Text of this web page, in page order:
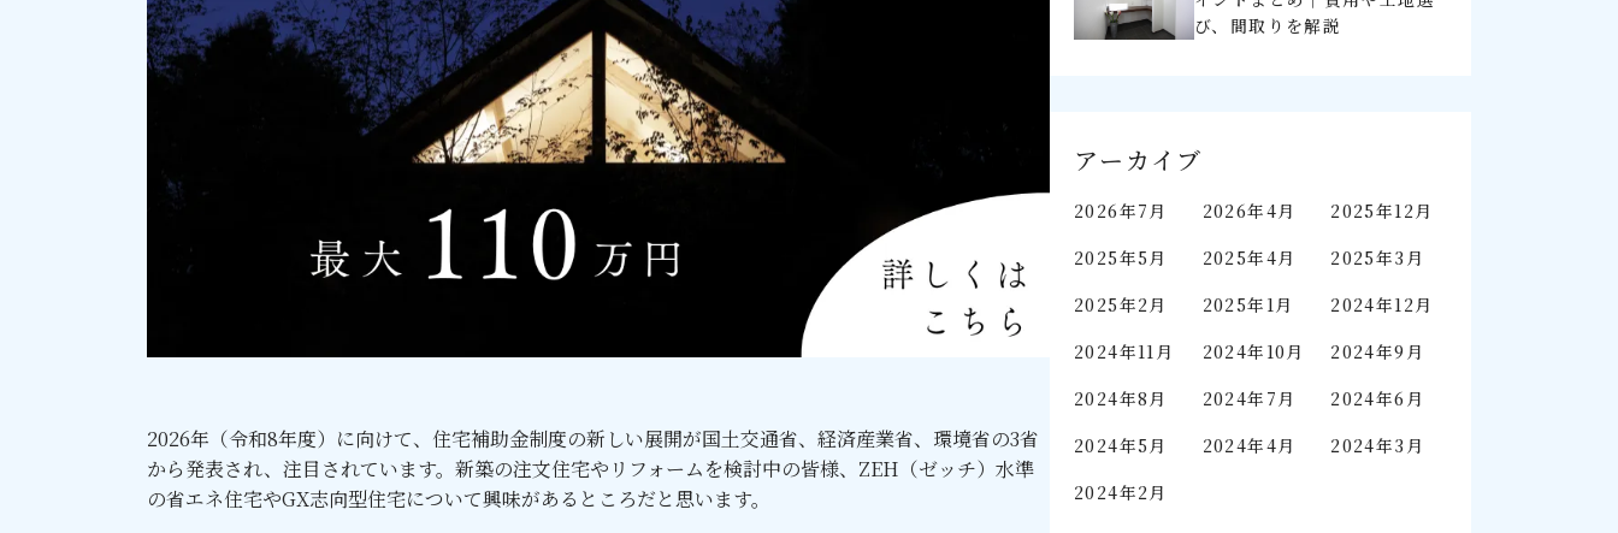
2026年（令和8年度）に向けて、住宅補助金制度の新しい展開が国土交通省、経済産業省、環境省の3省
から発表され、注目されています。新築の注文住宅やリフォームを検討中の皆様、ZEH（ゼッチ）水準
の省エネ住宅やGX志向型住宅について興味があるところだと思います。
び、間取りを解説
アーカイブ
2026年7月 2026年4月
2025年12月
2025年5月
2025年4月
2025年3月
2025年2月
2025年1月
2024年12月
2024年11月
2024年10月
2024年9月
2024年8月
2024年7月
2024年6月
2024年5月
2024年4月
2024年3月
2024年2月